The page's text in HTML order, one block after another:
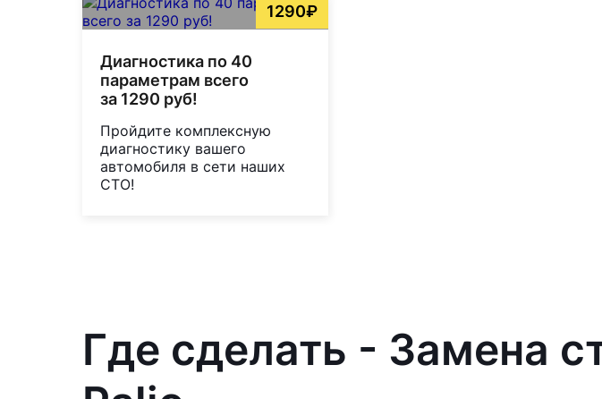
1290₽
Диагностика по 40
параметрам всего
за 1290 руб!
Пройдите комплексную
диагностику вашего
автомобиля в сети наших
СТО!
Где сделать - Замена